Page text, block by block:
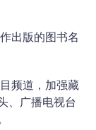
出版的图书名
频道，加强藏
、广播电视台